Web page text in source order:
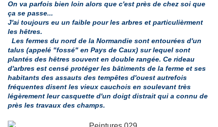
On va parfois bien loin alors que c'est près de chez soi que
ça se passe...
J'ai toujours eu un faible pour les arbres et particulièrment
les hêtres.
Les fermes du nord de la Normandie sont entourées d'un
talus (appelé "fossé" en Pays de Caux) sur lequel sont
plantés des hêtres souvent en double rangée. Ce rideau
d'arbres est censé protéger les bâtiments de la ferme et ses
habitants des assauts des tempêtes d'ouest autrefois
fréquentes disent les vieux cauchois en soulevant très
légèrement leur casquette d'un doigt distrait qui a connu de
près les travaux des champs.